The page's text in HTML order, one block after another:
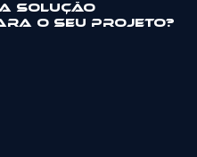
solução
o seu projeto?